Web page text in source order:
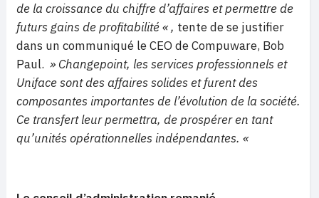
de la croissance du chiffre d’affaires et permettre de
futurs gains de profitabilité « , tente de se justifier
dans un communiqué le CEO de Compuware, Bob
Paul. » Changepoint, les services professionnels et
Uniface sont des affaires solides et furent des
composantes importantes de l’évolution de la société.
Ce transfert leur permettra, de prospérer en tant
qu’unités opérationnelles indépendantes. «